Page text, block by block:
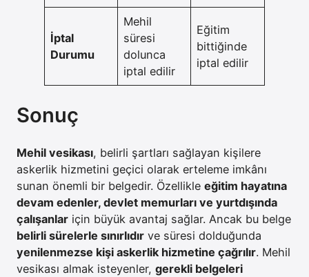
İptal
Durumu
Mehil
süresi
dolunca
iptal edilir
Eğitim
bittiğinde
iptal edilir
Sonuç
Mehil vesikası, belirli şartları sağlayan kişilere
askerlik hizmetini geçici olarak erteleme imkânı
sunan önemli bir belgedir. Özellikle eğitim hayatına
devam edenler, devlet memurları ve yurtdışında
çalışanlar için büyük avantaj sağlar. Ancak bu belge
belirli sürelerle sınırlıdır ve süresi dolduğunda
yenilenmezse kişi askerlik hizmetine çağrılır. Mehil
vesikası almak isteyenler, gerekli belgeleri